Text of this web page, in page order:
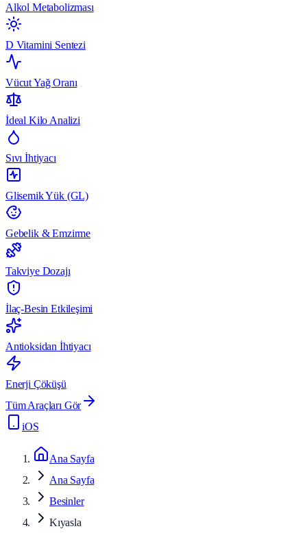
Alkol Metabolizması
D Vitamini Sentezi
Vücut Yağ Oranı
İdeal Kilo Analizi
Sıvı İhtiyacı
Glisemik Yük (GL)
Gebelik & Emzirme
Takviye Dozajı
İlaç-Besin Etkileşimi
Antioksidan İhtiyacı
Enerji Çöküşü
Tüm Araçları Gör
iOS
Ana Sayfa
Ana Sayfa
Besinler
Kıyasla